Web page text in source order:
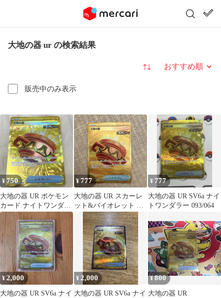
大地の器 ur の検索結果
販売中のみ表示
並び替え
¥750
大地の器 UR ポケモン
カード ナイトワンダラ
ー
¥777
大地の器 UR スカーレ
ット&バイオレット 拡
張パック ナイトワンダ
ラー キラ…
¥ 777
大地の器 UR SV6a ナイ
トワンダラー 093/064
¥2,000
大地の器 UR SV6a ナイ
¥ 2,000
大地の器 UR SV6a ナイ
¥800
大地の器 UR